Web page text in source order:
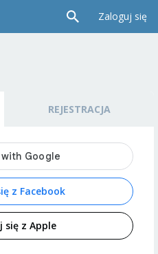
Zaloguj się
REJESTRACJA
z Facebook
się z Apple